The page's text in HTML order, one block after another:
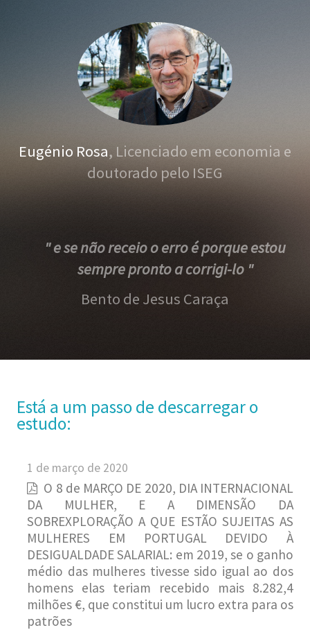
Eugénio Rosa, Licenciado em economia e
doutorado pelo ISEG
" e se não receio o erro é porque estou
sempre pronto a corrigi-lo "
Bento de Jesus Caraça
Está a um passo de descarregar o
estudo:
1 de março de 2020
O 8 de MARÇO DE 2020, DIA INTERNACIONAL
DA MULHER, E A DIMENSÃO DA
SOBREXPLORAÇÃO A QUE ESTÃO SUJEITAS AS
MULHERES EM PORTUGAL DEVIDO À
DESIGUALDADE SALARIAL: em 2019, se o ganho
médio das mulheres tivesse sido igual ao dos
homens elas teriam recebido mais 8.282,4
milhões €, que constitui um lucro extra para os
patrões